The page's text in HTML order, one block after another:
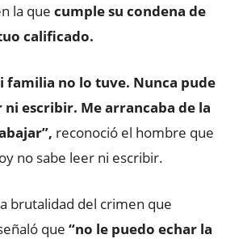
la que cumple su condena de
calificado.
familia no lo tuve. Nunca pude
escribir. Me arrancaba de la
reconoció el hombre que
no sabe leer ni escribir.
brutalidad del crimen que
que “no le puedo echar la